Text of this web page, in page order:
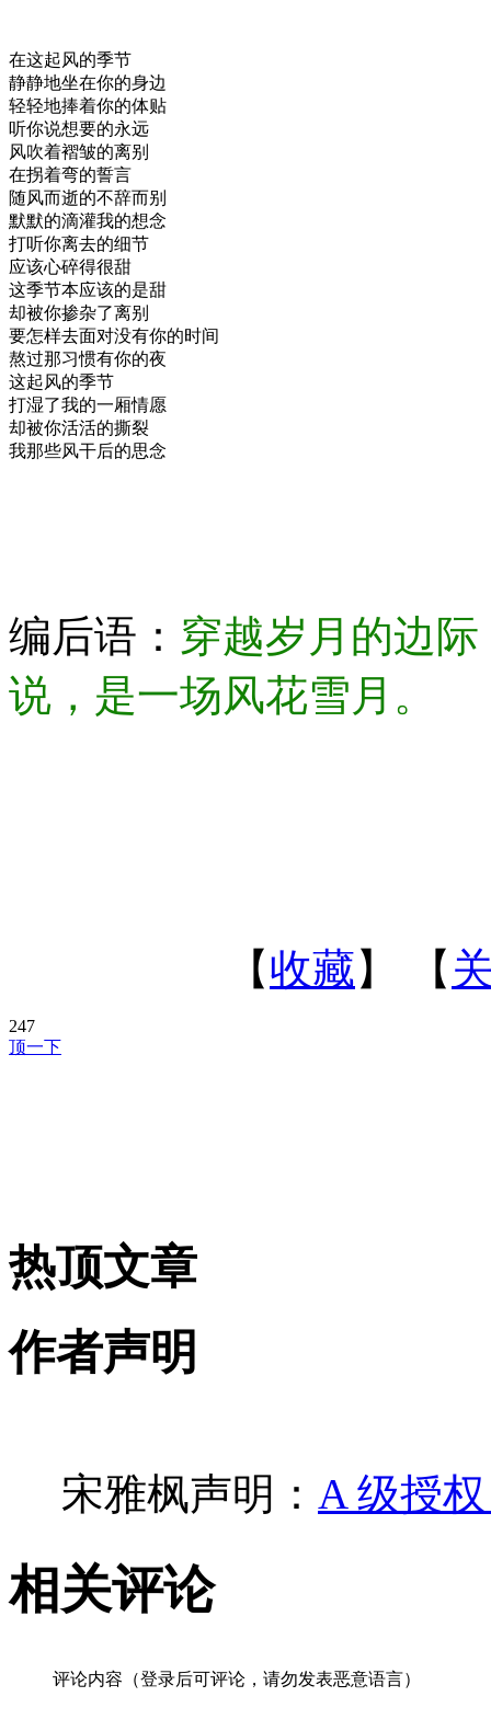
在这起风的季节
静静地坐在你的身边
轻轻地捧着你的体贴
听你说想要的永远
风吹着褶皱的离别
在拐着弯的誓言
随风而逝的不辞而别
默默的滴灌我的想念
打听你离去的细节
应该心碎得很甜
这季节本应该的是甜
却被你掺杂了离别
要怎样去面对没有你的时间
熬过那习惯有你的夜
这起风的季节
打湿了我的一厢情愿
却被你活活的撕裂
我那些风干后的思念
编后语： 穿越岁月的边
说，是一场风花雪月。
【收藏】 【
247
顶一下
热顶文章
作者声明
宋雅枫声明： A 级授
相关评论
评论内容（登录后可评论，请勿发表恶意语言）